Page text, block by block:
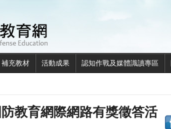
補充教材 活動成果 認知作戰及媒體識讀專區
教育網際網路有獎徵答活